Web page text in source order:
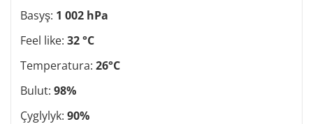
Basyş: 1 002 hPa
Feel like: 32 °C
Temperatura: 26°C
Bulut: 98%
Çyglylyk: 90%